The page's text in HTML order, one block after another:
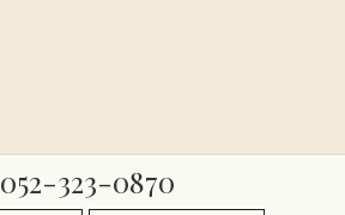
052-323-0870